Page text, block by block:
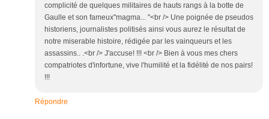
complicité de quelques militaires de hauts rangs à la botte de
Gaulle et son fameux"magma... "<br /> Une poignée de pseudos
historiens, journalistes politisés ainsi vous aurez le résultat de
notre miserable histoire, rédigée par les vainqueurs et les
assassins.. .<br /> J'accuse! !!! <br /> Bien à vous mes chers
compatriotes d'infortune, vive l'humilité et la fidélité de nos pairs!
!!!
Répondre